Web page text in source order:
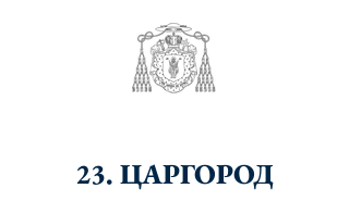
23. ЦАРГОРОД